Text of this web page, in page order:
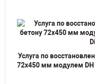
Услуга по
72x450 мм модулем DH